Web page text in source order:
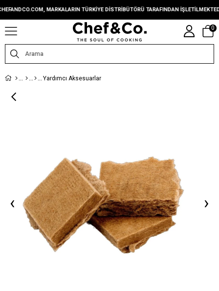
MARKALARIN TÜRKIYE DISTRIBÜTÖRÜ TARAFINDAN IŞLETILMEKTEDIR.
0
Yardımcı Aksesuarlar
‹ ›